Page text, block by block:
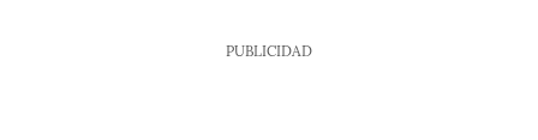
PUBLICIDAD